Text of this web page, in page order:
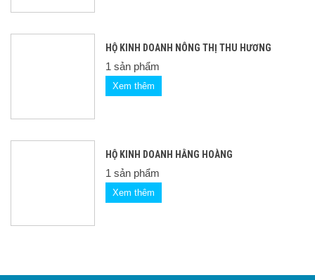
HỘ KINH DOANH NÔNG THỊ THU HƯƠNG
1 sản phẩm
Xem thêm
HỘ KINH DOANH HẰNG HOÀNG
1 sản phẩm
Xem thêm